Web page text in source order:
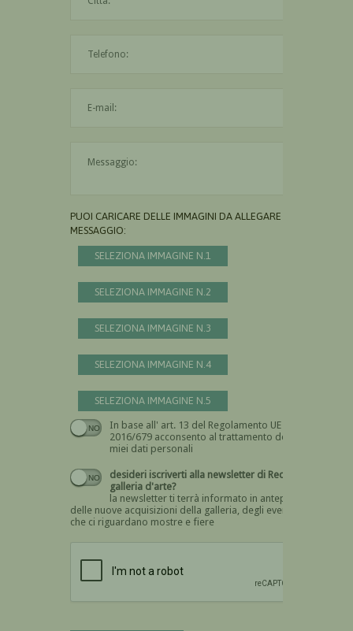
PUOI CARICARE DELLE IMMAGINI DA ALLEGARE AL
MESSAGGIO:
SELEZIONA IMMAGINE N.1
SELEZIONA IMMAGINE N.2
SELEZIONA IMMAGINE N.3
SELEZIONA IMMAGINE N.4
SELEZIONA IMMAGINE N.5
In base all' art. 13 del Regolamento UE n.
2016/679 acconsento al trattamento dei
miei dati personali
Devi dare il consenso
desideri iscriverti alla newsletter di Recta
galleria d'arte?
la newsletter ti terrà informato in anteprima
delle nuove acquisizioni della galleria, degli eventi
che ci riguardano mostre e fiere